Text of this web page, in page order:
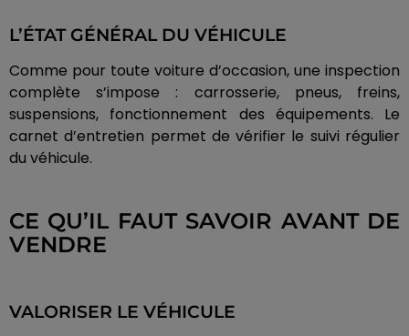
L’ÉTAT GÉNÉRAL DU VÉHICULE
Comme pour toute voiture d’occasion, une inspection
complète s’impose : carrosserie, pneus, freins,
suspensions, fonctionnement des équipements. Le
carnet d’entretien permet de vérifier le suivi régulier
du véhicule.
CE QU’IL FAUT SAVOIR AVANT DE
VENDRE
VALORISER LE VÉHICULE